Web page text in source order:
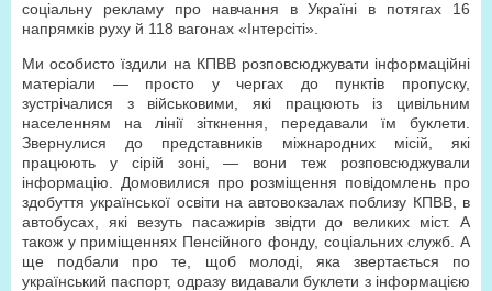
соціальну рекламу про навчання в Україні в потягах 16
напрямків руху й 118 вагонах «Інтерсіті».
Ми особисто їздили на КПВВ розповсюджувати інформаційні
матеріали — просто у чергах до пунктів пропуску,
зустрічалися з військовими, які працюють із цивільним
населенням на лінії зіткнення, передавали їм буклети.
Звернулися до представників міжнародних місій, які
працюють у сірій зоні, — вони теж розповсюджували
інформацію. Домовилися про розміщення повідомлень про
здобуття української освіти на автовокзалах поблизу КПВВ, в
автобусах, які везуть пасажирів звідти до великих міст. А
також у приміщеннях Пенсійного фонду, соціальних служб. А
ще подбали про те, щоб молоді, яка звертається по
український паспорт, одразу видавали буклети з інформацією